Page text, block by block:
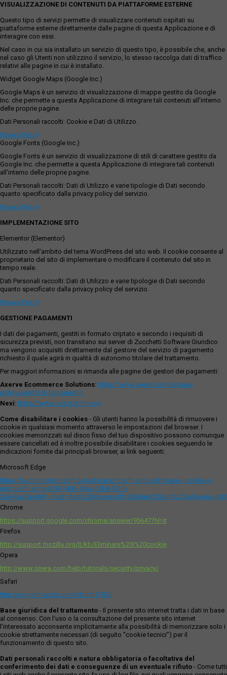
VISUALIZZAZIONE DI CONTENUTI DA PIATTAFORME ESTERNE
Questo tipo di servizi permette di visualizzare contenuti ospitati su
piattaforme esterne direttamente dalle pagine di questa Applicazione e di
interagire con essi.
Nel caso in cui sia installato un servizio di questo tipo, è possibile che, anche
nel caso gli Utenti non utilizzino il servizio, lo stesso raccolga dati di traffico
relativi alle pagine in cui è installato.
Widget Google Maps (Google Inc.)
Google Maps è un servizio di visualizzazione di mappe gestito da Google
Inc. che permette a questa Applicazione di integrare tali contenuti all'interno
delle proprie pagine.
Dati Personali raccolti: Cookie e Dati di Utilizzo.
Privacy Policy
Google Fonts (Google Inc.)
Google Fonts è un servizio di visualizzazione di stili di carattere gestito da
Google Inc. che permette a questa Applicazione di integrare tali contenuti
all'interno delle proprie pagine.
Dati Personali raccolti: Dati di Utilizzo e varie tipologie di Dati secondo
quanto specificato dalla privacy policy del servizio.
Privacy Policy
IMPLEMENTAZIONE SITO
Elementor (Elementor)
Utilizzato nell'ambito del tema WordPress del sito web. Il cookie consente al
proprietario del sito di implementare o modificare il contenuto del sito in
tempo reale.
Dati Personali raccolti: Dati di Utilizzo e varie tipologie di Dati secondo
quanto specificato dalla privacy policy del servizio.
Privacy Policy
GESTIONE PAGAMENTI
I dati dei pagamenti, gestiti in formato criptato e secondo i requisiti di
sicurezza previsti, non transitano sui server di Zucchetti Software Giuridico
ma vengono acquisiti direttamente dal gestore del servizio di pagamento
richiesto il quale agirà in qualità di autonomo titolare del trattamento.
Per maggiori informazioni si rimanda alle pagine dei gestori dei pagamenti:
Axerve Ecommerce Solutions: https://www.axerve.com/privacy-
policy/servizi-di-pagamento
Nexi: https://www.nexi.it/it/privacy
Come disabilitare i cookies - Gli utenti hanno la possibilità di rimuovere i
cookie in qualsiasi momento attraverso le impostazioni del browser. I
cookies memorizzati sul disco fisso del tuo dispositivo possono comunque
essere cancellati ed è inoltre possibile disabilitare i cookies seguendo le
indicazioni fornite dai principali browser, ai link seguenti:
Microsoft Edge
https://support.microsoft.com/it-it/microsoft-edge/eliminare-i-cookie-in-
microsoft-edge-63947406-40ac-c3b8-57b9-
Chrome
https://support.google.com/chrome/answer/95647?hl=it
Firefox
http://support.mozilla.org/it/kb/Eliminare%20i%20cookie
Opera
http://www.opera.com/help/tutorials/security/privacy/
Safari
http://support.apple.com/kb/ph11920
Base giuridica del trattamento - Il presente sito internet tratta i dati in base
al consenso. Con l'uso o la consultazione del presente sito internet
l’interessato acconsente implicitamente alla possibilità di memorizzare solo i
cookie strettamente necessari (di seguito “cookie tecnici”) per il
funzionamento di questo sito.
Dati personali raccolti e natura obbligatoria o facoltativa del
conferimento dei dati e conseguenze di un eventuale rifiuto - Come tutti